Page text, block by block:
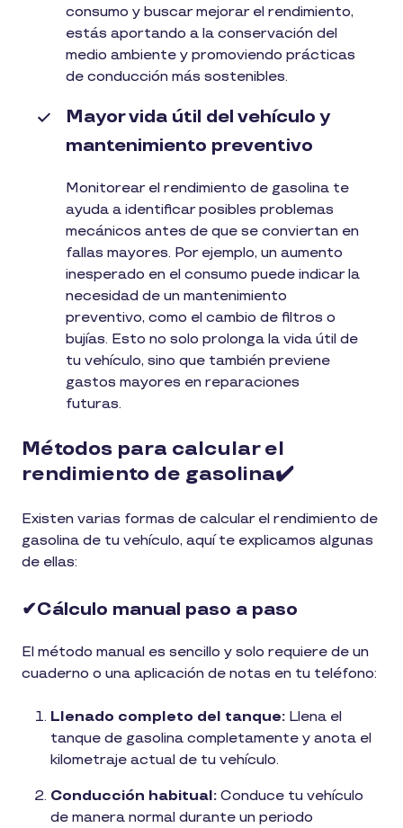
consumo y buscar mejorar el rendimiento,
estás aportando a la conservación del
medio ambiente y promoviendo prácticas
de conducción más sostenibles.
Mayor vida útil del vehículo y
mantenimiento preventivo
Monitorear el rendimiento de gasolina te
ayuda a identificar posibles problemas
mecánicos antes de que se conviertan en
fallas mayores. Por ejemplo, un aumento
inesperado en el consumo puede indicar la
necesidad de un mantenimiento
preventivo, como el cambio de filtros o
bujías. Esto no solo prolonga la vida útil de
tu vehículo, sino que también previene
gastos mayores en reparaciones
futuras.
Métodos para calcular el
rendimiento de gasolina✔️
Existen varias formas de calcular el rendimiento de
gasolina de tu vehículo, aquí te explicamos algunas
de ellas:
✔︎Cálculo manual paso a paso
El método manual es sencillo y solo requiere de un
cuaderno o una aplicación de notas en tu teléfono:
Llenado completo del tanque: Llena el
tanque de gasolina completamente y anota el
kilometraje actual de tu vehículo.
Conducción habitual: Conduce tu vehículo
de manera normal durante un periodo